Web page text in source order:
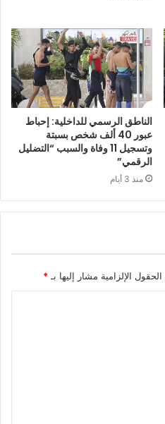
الناطق الرسمي للداخلية: إحباط
عبور 40 ألف شخص بسبتة
وتسجيل 11 وفاة والسبب “التضليل
الرقمي”
منذ 3 أيام
الحقول الإلزامية مشار إليها بـ *